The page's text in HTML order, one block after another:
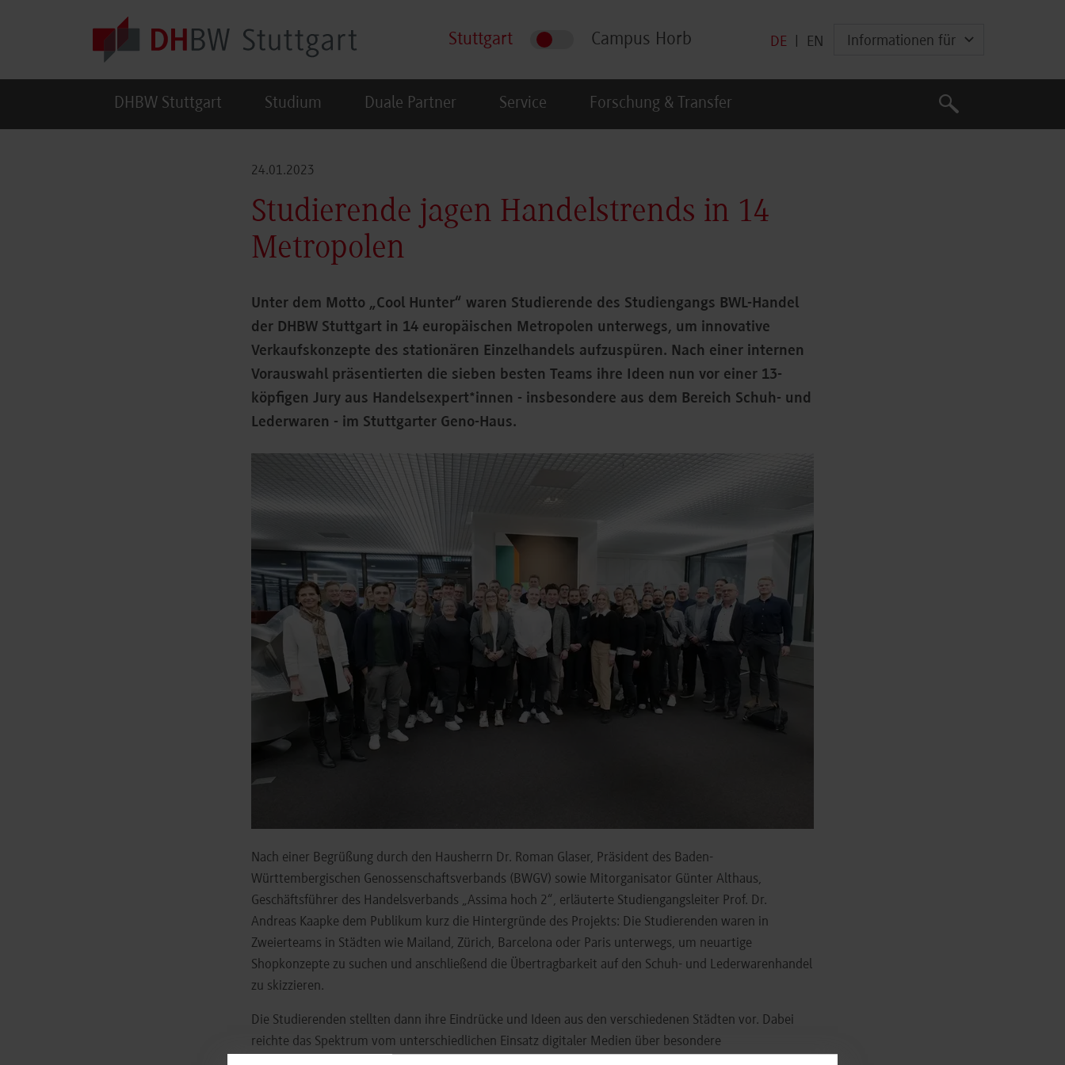
Stuttgart Campus Horb DE EN Informationen für
DHBW Stuttgart Studium Duale Partner Service Forschung & Transfer
Suche
Suche
24.01.2023
Studierende jagen Handelstrends in 14
Metropolen
Unter dem Motto „Cool Hunter“ waren Studierende des Studiengangs BWL-Handel
der DHBW Stuttgart in 14 europäischen Metropolen unterwegs, um innovative
Verkaufskonzepte des stationären Einzelhandels aufzuspüren. Nach einer internen
Vorauswahl präsentierten die sieben besten Teams ihre Ideen nun vor einer 13-
köpfigen Jury aus Handelsexpert*innen - insbesondere aus dem Bereich Schuh- und
Lederwaren - im Stuttgarter Geno-Haus.
Nach einer Begrüßung durch den Hausherrn Dr. Roman Glaser, Präsident des Baden-
Württembergischen Genossenschaftsverbands (BWGV) sowie Mitorganisator Günter Althaus,
Geschäftsführer des Handelsverbands „Assima hoch 2“, erläuterte Studiengangsleiter Prof. Dr.
Andreas Kaapke dem Publikum kurz die Hintergründe des Projekts: Die Studierenden waren in
Zweierteams in Städten wie Mailand, Zürich, Barcelona oder Paris unterwegs, um neuartige
Shopkonzepte zu suchen und anschließend die Übertragbarkeit auf den Schuh- und Lederwarenhandel
zu skizzieren.
Die Studierenden stellten dann ihre Eindrücke und Ideen aus den verschiedenen Städten vor. Dabei
reichte das Spektrum vom unterschiedlichen Einsatz digitaler Medien über besondere